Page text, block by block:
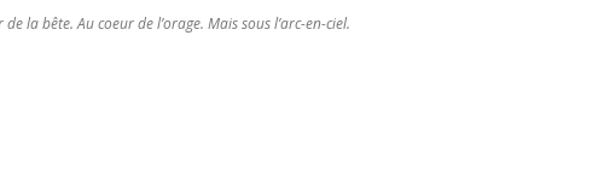
la bête. Au coeur de l’orage. Mais sous l’arc-en-ciel.